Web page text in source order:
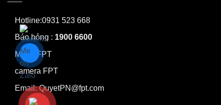
Hotline:0931 523 668
Báo hỏng : 1900 6600
Mạng FPT
camera FPT
Email: QuyetPN@fpt.com